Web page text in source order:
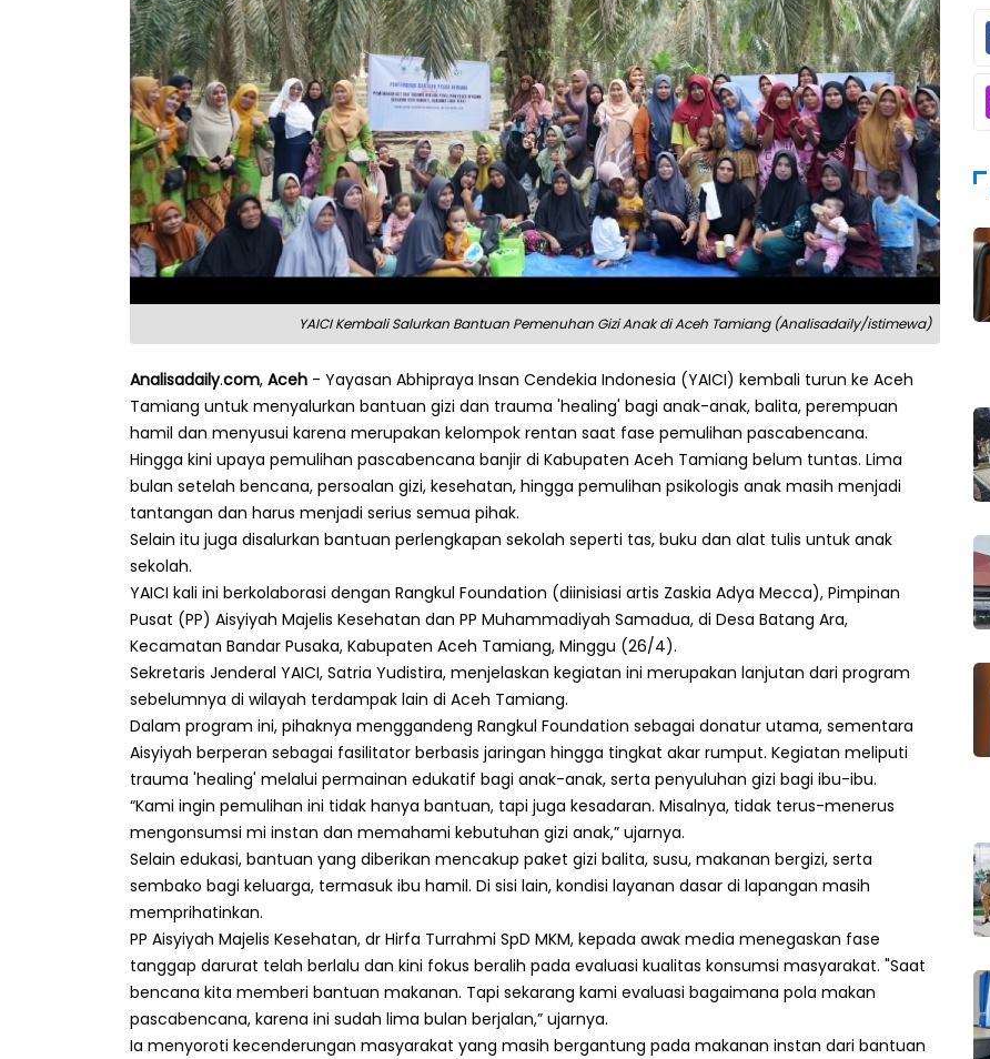
YAICI Kembali Salurkan Bantuan Pemenuhan Gizi Anak di Aceh Tamiang (Analisadaily/istimewa)
Analisadaily.com, Aceh - Yayasan Abhipraya Insan Cendekia Indonesia (YAICI) kembali turun ke Aceh
Tamiang untuk menyalurkan bantuan gizi dan trauma 'healing' bagi anak-anak, balita, perempuan
hamil dan menyusui karena merupakan kelompok rentan saat fase pemulihan pascabencana.
Hingga kini upaya pemulihan pascabencana banjir di Kabupaten Aceh Tamiang belum tuntas. Lima
bulan setelah bencana, persoalan gizi, kesehatan, hingga pemulihan psikologis anak masih menjadi
tantangan dan harus menjadi serius semua pihak.
Selain itu juga disalurkan bantuan perlengkapan sekolah seperti tas, buku dan alat tulis untuk anak
sekolah.
YAICI kali ini berkolaborasi dengan Rangkul Foundation (diinisiasi artis Zaskia Adya Mecca), Pimpinan
Pusat (PP) Aisyiyah Majelis Kesehatan dan PP Muhammadiyah Samadua, di Desa Batang Ara,
Kecamatan Bandar Pusaka, Kabupaten Aceh Tamiang, Minggu (26/4).
Sekretaris Jenderal YAICI, Satria Yudistira, menjelaskan kegiatan ini merupakan lanjutan dari program
sebelumnya di wilayah terdampak lain di Aceh Tamiang.
Dalam program ini, pihaknya menggandeng Rangkul Foundation sebagai donatur utama, sementara
Aisyiyah berperan sebagai fasilitator berbasis jaringan hingga tingkat akar rumput. Kegiatan meliputi
trauma 'healing' melalui permainan edukatif bagi anak-anak, serta penyuluhan gizi bagi ibu-ibu.
“Kami ingin pemulihan ini tidak hanya bantuan, tapi juga kesadaran. Misalnya, tidak terus-menerus
mengonsumsi mi instan dan memahami kebutuhan gizi anak,” ujarnya.
Selain edukasi, bantuan yang diberikan mencakup paket gizi balita, susu, makanan bergizi, serta
sembako bagi keluarga, termasuk ibu hamil. Di sisi lain, kondisi layanan dasar di lapangan masih
memprihatinkan.
PP Aisyiyah Majelis Kesehatan, dr Hirfa Turrahmi SpD MKM, kepada awak media menegaskan fase
tanggap darurat telah berlalu dan kini fokus beralih pada evaluasi kualitas konsumsi masyarakat. "Saat
bencana kita memberi bantuan makanan. Tapi sekarang kami evaluasi bagaimana pola makan
pascabencana, karena ini sudah lima bulan berjalan,” ujarnya.
Ia menyoroti kecenderungan masyarakat yang masih bergantung pada makanan instan dari bantuan